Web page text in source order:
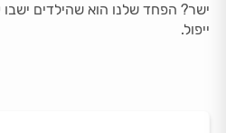
ישר? הפחד שלנו הוא שהילדים
ייפול.